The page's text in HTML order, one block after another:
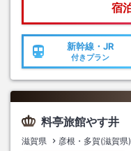
宿
新幹線・JR
付きプラン
料亭旅館やす井
滋賀県 彦根・多賀(滋賀県)